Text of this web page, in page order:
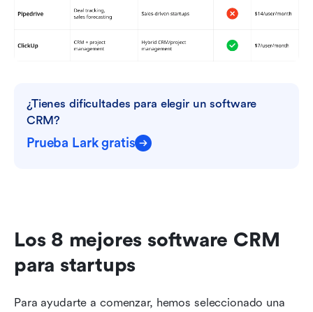
¿Tienes dificultades para elegir un software
CRM?
Prueba Lark gratis
Los 8 mejores software CRM
para startups
Para ayudarte a comenzar, hemos seleccionado una